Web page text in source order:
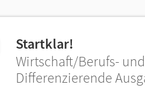
Startklar!
Wirtschaft/Berufs-
Differenzierende